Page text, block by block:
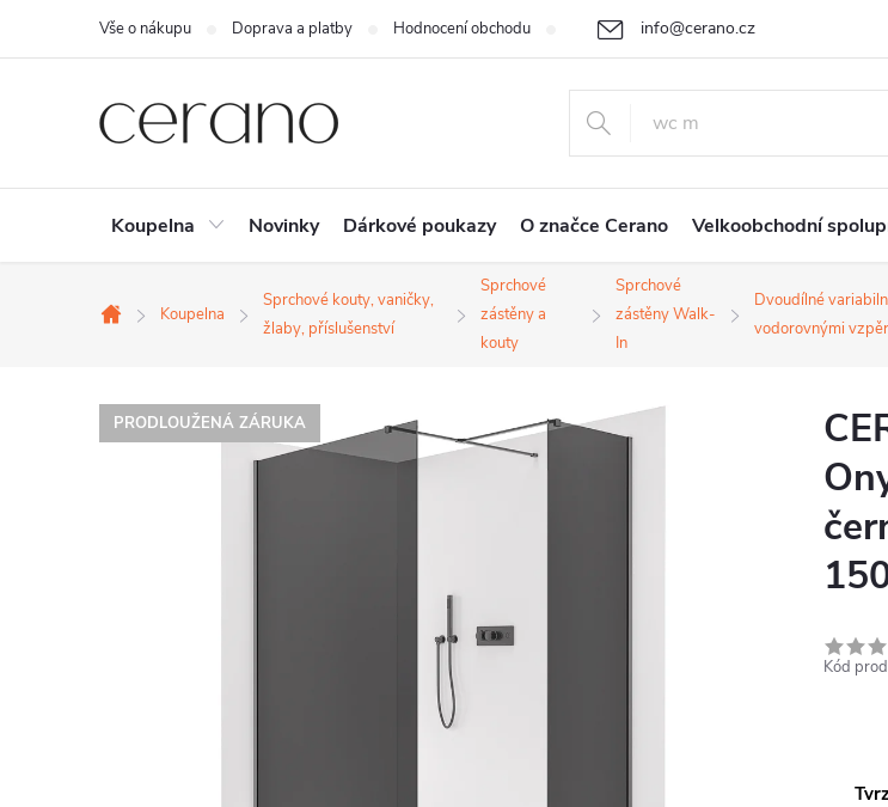
+420 226 400 232
info@cerano.cz
Vše o nákupu Doprava a platby Hodnocení obchodu Cenová nabídka na míru
Koupelna Novinky Dárkové poukazy O značce Cerano Velkoobchodní
Domů
Koupelna
Sprchové kouty, vaničky,
žlaby, příslušenství
Sprchové
zástěny a
kouty
Sprchové
zástěny Walk-
In
Dvoudílné
vodorovnými
PRODLOUŽENÁ ZÁRUKA
Kód